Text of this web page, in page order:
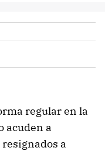
regular en la
acuden a
a